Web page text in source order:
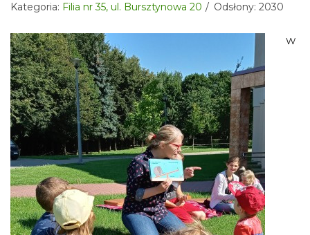
Kategoria: Filia nr 35, ul. Bursztynowa 20 Odsłony: 2030
W